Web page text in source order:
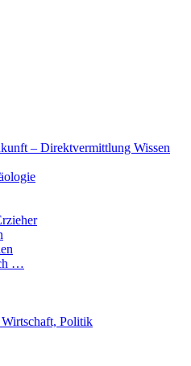
– Direktvermittlung Wissen
…
Politik